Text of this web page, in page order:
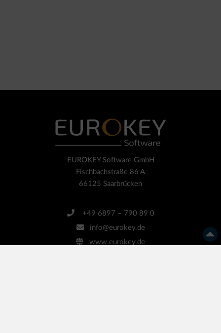
EUROKEY Software GmbH
Fischbachstraße 86 A
66125 Saarbrücken
+49 6897 – 790 89 0
info@eurokey.de
www.eurokey.de